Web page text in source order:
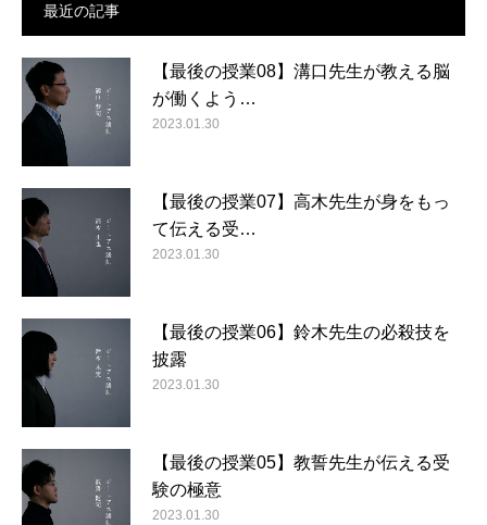
最近の記事
【最後の授業08】溝口先生が教える脳
が働くよう…
2023.01.30
【最後の授業07】高木先生が身をもっ
て伝える受…
2023.01.30
【最後の授業06】鈴木先生の必殺技を
披露
2023.01.30
【最後の授業05】教誓先生が伝える受
験の極意
2023.01.30